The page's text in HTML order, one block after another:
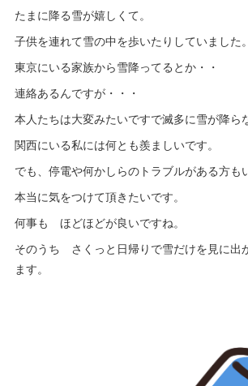
たまに降る雪が嬉しくて。
子供を連れて雪の中を歩いたりしていました。
東京にいる家族から雪降ってるとか・・
連絡あるんですが・・・
本人たちは大変みたいですで滅多に雪が降ら
関西にいる私には何とも羨ましいです。
でも、停電や何かしらのトラブルがある方も
本当に気をつけて頂きたいです。
何事も ほどほどが良いですね。
そのうち さくっと日帰りで雪だけを見に出
ます。